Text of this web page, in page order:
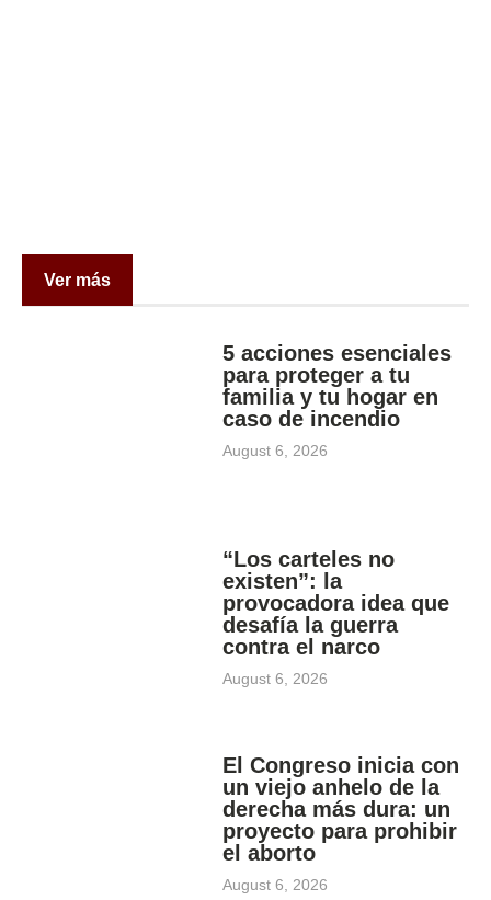
Ver más
5 acciones esenciales
para proteger a tu
familia y tu hogar en
caso de incendio
August 6, 2026
“Los carteles no
existen”: la
provocadora idea que
desafía la guerra
contra el narco
August 6, 2026
El Congreso inicia con
un viejo anhelo de la
derecha más dura: un
proyecto para prohibir
el aborto
August 6, 2026